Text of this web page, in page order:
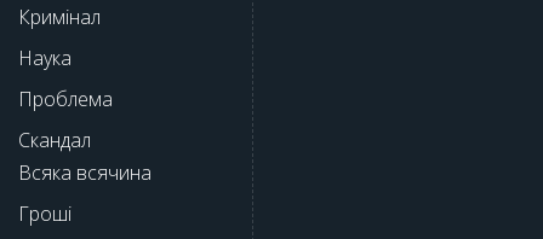
Кримінал
Наука
Проблема
Скандал
Всяка всячина
Гроші